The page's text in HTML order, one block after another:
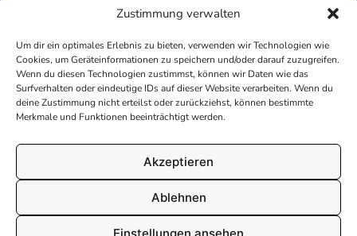
Zustimmung verwalten
Um dir ein optimales Erlebnis zu bieten, verwenden wir Technologien wie
Cookies, um Geräteinformationen zu speichern und/oder darauf zuzugreifen.
Wenn du diesen Technologien zustimmst, können wir Daten wie das
Surfverhalten oder eindeutige IDs auf dieser Website verarbeiten. Wenn du
deine Zustimmung nicht erteilst oder zurückziehst, können bestimmte
Merkmale und Funktionen beeinträchtigt werden.
Akzeptieren
Ablehnen
Einstellungen ansehen
Information
Über uns
Kontakt
Inhaltsrichtlinien
Recht & Datenschutz
Impressum
AGB
Cookies
© 2026 Malvorlagen24.de - Alle Rechte vorbehalten. Made with